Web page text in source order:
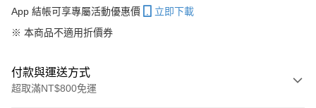
App 結帳可享專屬活動優惠價
立即下載
※ 本商品不適用折價券
付款與運送方式
超取滿NT$800免運